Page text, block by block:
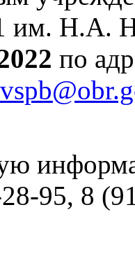
Н.А.
по
95, 8